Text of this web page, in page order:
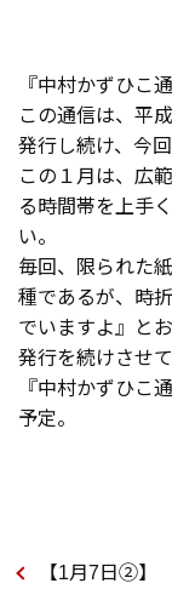
『中村かずひこ
この通信は、平
発行し続け、今
この１月は、広
る時間帯を上手
い。
毎回、限られた
種であるが、時
でいますよ』と
発行を続けさせ
『中村かずひこ
予定。
【1月7日②】